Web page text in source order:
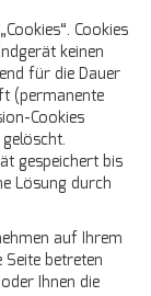
Cookies
keinen
für die Dauer
(permanente
Cookies
gespeichert bis
Lösung durch
auf Ihrem
Seite betreten
Ihnen die